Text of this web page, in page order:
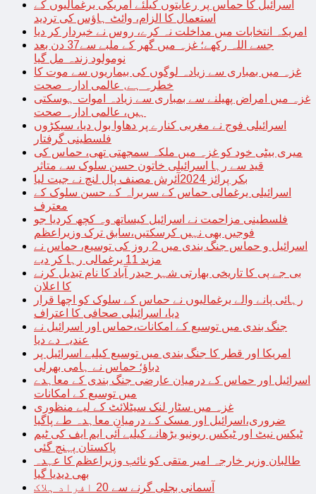
اسرائیل کا حماس پر رعایتوں کیلئے امریکی یرغمالیوں کے
استعمال کا الزام، وائٹ ہاؤس کی تردید
امریکہ انتخابات میں مداخلت نہ کرے، روس نے خبردار کر دیا
جسے اللہ رکھے؛ غزہ میں گھر کے ملبے سے37 دن بعد
نومولود زندہ مل گیا
غزہ میں بمباری سے زیادہ لوگوں کی بیماریوں سے موت کا
خطرہ ہے, عالمی ادارہ صحت
غزہ میں امراض پھیلنے سے بمباری سے زیادہ اموات ہوسکتی
ہیں، عالمی ادارہ صحت
اسرائیلی فوج نے مغربی کنارے پر دھاوا بول دیا، سیکڑوں
فلسطینی گرفتار
میری بیٹی خود کو غزہ میں ملکہ سمجھتی تھی، حماس کی
قید سے رہا اسرائیلی خاتون حسن سلوک سے متاثر
بکر پرائز 2024آئرش مصنف پال لنچ نے جیت لیا
اسرائیلی یرغمالی حماس کے سربراہ کے حسن سلوک کے
معترف
فلسطینی مزاحمت نے اسرائیل کیساتھ وہ کچھ کردیا جو
فوجیں بھی نہیں کرسکتیں،سابق ترک وزیراعظم
اسرائیل و حماس جنگ بندی میں 2 روز کی توسیع، حماس نے
مزید 11 یرغمالی رہا کر دیے
بی جے پی کا تاریخی بھارتی شہر حیدر آباد کا نام تبدیل کرنے
کا اعلان
رہائی پانے والے یرغمالیوں نے حماس کے سلوک کو اچھا قرار
دیا، اسرائیلی صحافی کا اعتراف
جنگ بندی میں توسیع کے امکانات،حماس اور اسرائیل نے
عندیہ دے دیا
امریکا اور قطر کا جنگ بندی میں توسیع کیلیے اسرائیل پر
دباؤ؛ حماس نے ہامی بھرلی
اسرائیل اور حماس کے درمیان عارضی جنگ بندی کے معاہدے
میں توسیع کے امکانات
غزہ میں سٹار لنک سیٹلائٹ کے لیے منظوری
ضروری،اسرائیل اور مسک کے درمیان معاہدہ طے پاگیا
ٹیکس نیٹ اور ٹیکس ریونیو بڑھانے کیلیے آئی ایم ایف کی ٹیم
پاکستان پہنچ گئی
طالبان وزیر خارجہ امیر متقی کو نائب وزیراعظم کا عہدہ
بھی دیدیا گیا
آسمانی بجلی گرنے سے 20 افراد ہلاک